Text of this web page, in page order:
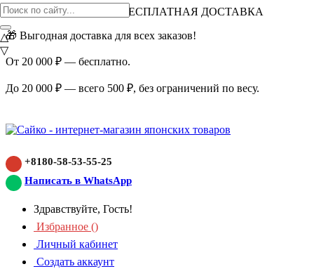
ВНИМАНИЕ АКЦИЯ!
БЕСПЛАТНАЯ ДОСТАВКА
🎁 Выгодная доставка для всех заказов!
От 20 000 ₽ — бесплатно.
До 20 000 ₽ — всего 500 ₽, без ограничений по весу.
+8180-58-53-55-25
Написать в WhatsApp
Здравствуйте, Гость!
Избранное ()
Личный кабинет
Создать аккаунт
△
▽